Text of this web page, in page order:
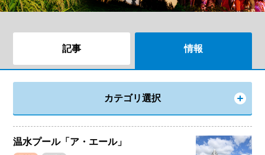
記事 情報
カテゴリ選択
温水プール「ア・エール」